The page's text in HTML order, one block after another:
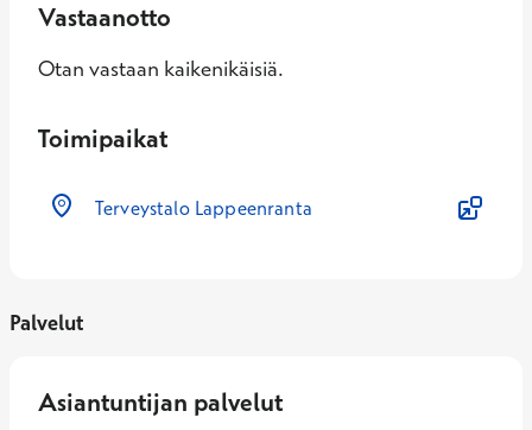
Vastaanotto
Otan vastaan kaikenikäisiä.
Toimipaikat
Terveystalo Lappeenranta
Palvelut
Asiantuntijan palvelut